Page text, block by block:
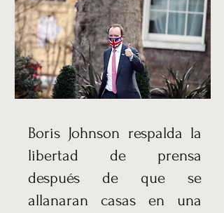
Boris Johnson respalda la
libertad de prensa
después de que se
allanaran casas en una